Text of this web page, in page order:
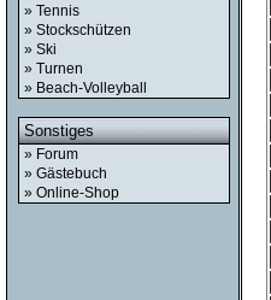
» Tennis
» Stockschützen
» Ski
» Turnen
» Beach-Volleyball
Sonstiges
» Forum
» Gästebuch
» Online-Shop